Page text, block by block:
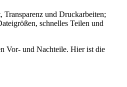
und Druckarbeiten;
schnelles Teilen und
Vor- und Nachteile. Hier ist die